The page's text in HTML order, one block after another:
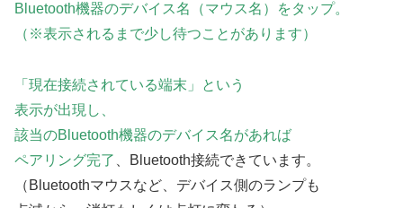
Bluetooth機器のデバイス名（マウス名）をタップ。
（※表示されるまで少し待つことがあります）
「現在接続されている端末」という
表示が出現し、
該当のBluetooth機器のデバイス名があれば
ペアリング完了
、Bluetooth接続できています。
（Bluetoothマウスなど、デバイス側のランプも